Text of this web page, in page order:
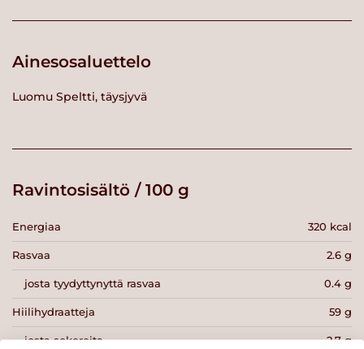
Ainesosaluettelo
Luomu Speltti, täysjyvä
Ravintosisältö / 100 g
Energiaa 320 kcal
Rasvaa 2.6 g
josta tyydyttynyttä rasvaa 0.4 g
Hiilihydraatteja 59 g
josta sokereita 2.7 g